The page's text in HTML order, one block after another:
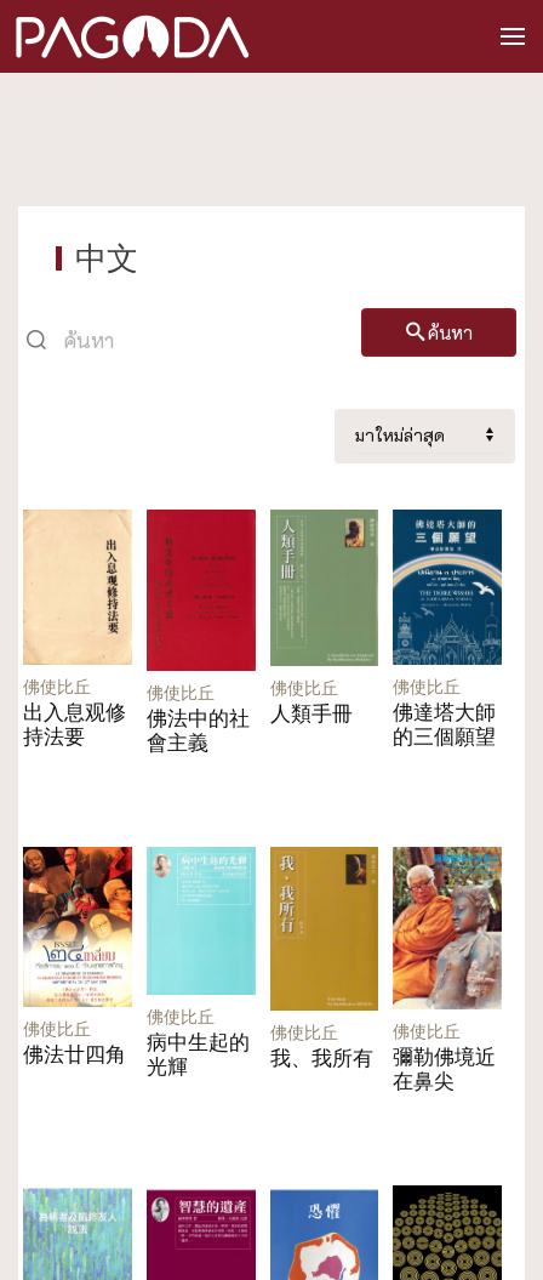
中文
ค้นหา
佛使比丘
出入息观修
持法要
佛使比丘
佛法中的社
會主義
佛使比丘
人類手冊
佛使比丘
佛達塔大師
的三個願望
佛使比丘
佛法廿四角
佛使比丘
病中生起的
光輝
佛使比丘
我、我所有
佛使比丘
彌勒佛境近
在鼻尖